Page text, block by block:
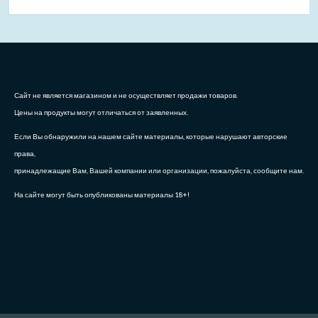
Сайт не является магазином и не осуществляет продажи товаров.
Цены на продукты могут отличаться от заявленных.
Если Вы обнаружили на нашем сайте материалы, которые нарушают авторские
права,
принадлежащие Вам, Вашей компании или организации, пожалуйста, сообщите нам.
На сайте могут быть опубликованы материалы 18+!